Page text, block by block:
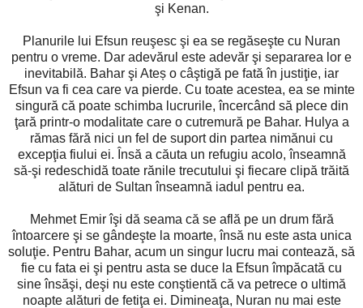
şi Kenan.
Planurile lui Efsun reuşesc şi ea se regăseşte cu Nuran
pentru o vreme. Dar adevărul este adevăr şi separarea lor e
inevitabilă. Bahar şi Ateș o câştigă pe fată în justiţie, iar
Efsun va fi cea care va pierde. Cu toate acestea, ea se minte
singură că poate schimba lucrurile, încercând să plece din
ţară printr-o modalitate care o cutremură pe Bahar. Hulya a
rămas fără nici un fel de suport din partea nimănui cu
excepţia fiului ei. Însă a căuta un refugiu acolo, înseamnă
să-şi redeschidă toate rănile trecutului şi fiecare clipă trăită
alături de Sultan înseamnă iadul pentru ea.
Mehmet Emir îşi dă seama că se află pe un drum fără
întoarcere şi se gândeşte la moarte, însă nu este asta unica
soluţie. Pentru Bahar, acum un singur lucru mai contează, să
fie cu fata ei şi pentru asta se duce la Efsun împăcată cu
sine însăşi, deşi nu este conştientă că va petrece o ultimă
noapte alături de fetiţa ei. Dimineaţa, Nuran nu mai este